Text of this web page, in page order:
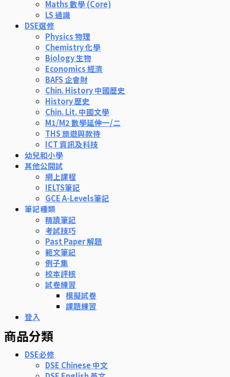
Maths 數學 (Core)
LS 通識
DSE選修
Physics 物理
Chemistry 化學
Biology 生物
Economics 經濟
BAFS 企會財
Chin. History 中國歷史
History 歷史
Chin. Lit. 中國文學
M1/M2 數學延伸一/二
THS 旅遊與款待
ICT 資訊及科技
幼兒和小學
其他公開試
網上課程
IELTS筆記
GCE A-Levels筆記
筆記種類
精讀筆記
考試技巧
Past Paper 解題
範文筆記
例子集
校本評核
試卷練習
模擬試卷
課題練習
登入
商品分類
DSE必修
DSE Chinese 中文